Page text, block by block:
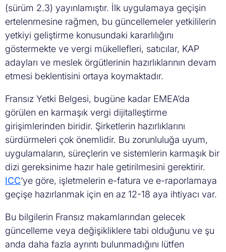
(sürüm 2.3) yayınlamıştır. İlk uygulamaya geçişin
ertelenmesine rağmen, bu güncellemeler yetkililerin
yetkiyi geliştirme konusundaki kararlılığını
göstermekte ve vergi mükellefleri, satıcılar, KAP
adayları ve meslek örgütlerinin hazırlıklarının devam
etmesi beklentisini ortaya koymaktadır.
Fransız Yetki Belgesi, bugüne kadar EMEA’da
görülen en karmaşık vergi dijitalleştirme
girişimlerinden biridir. Şirketlerin hazırlıklarını
sürdürmeleri çok önemlidir. Bu zorunluluğa uyum,
uygulamaların, süreçlerin ve sistemlerin karmaşık bir
dizi gereksinime hazır hale getirilmesini gerektirir.
ICC‘ye göre, işletmelerin e-fatura ve e-raporlamaya
geçişe hazırlanmak için en az 12-18 aya ihtiyacı var.
Bu bilgilerin Fransız makamlarından gelecek
güncelleme veya değişikliklere tabi olduğunu ve şu
anda daha fazla ayrıntı bulunmadığını lütfen